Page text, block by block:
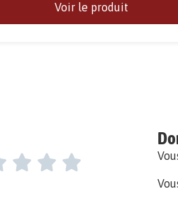
Voir le produit